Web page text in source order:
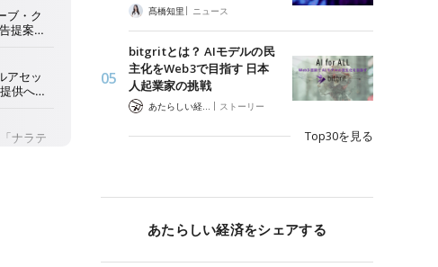
髙橋知里 | ニュース
bitgritとは？ AIモデルの民
主化をWeb3で目指す 日本
人起業家の挑戦
| ストーリー
Top30を見る
あたらしい経済をシェアする